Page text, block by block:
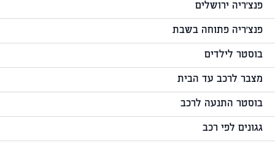
פנצ'ריה ירושלים
פנצ'ריה פתוחה בשבת
בוסטר לילדים
מצבר לרכב עד הבית
בוסטר התנעה לרכב
גגונים לפי רכב